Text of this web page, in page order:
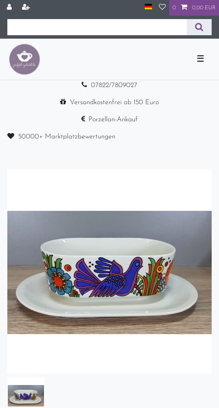
0 0,00 EUR
☰
07822/7809027
Versandkostenfrei ab 150 Euro
Porzellan-Ankauf
50000+ Marktplatzbewertungen